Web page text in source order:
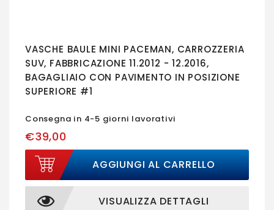
VASCHE BAULE MINI PACEMAN, CARROZZERIA
SUV, FABBRICAZIONE 11.2012 - 12.2016,
BAGAGLIAIO CON PAVIMENTO IN POSIZIONE
SUPERIORE #1
Consegna in 4-5 giorni lavorativi
€39,00
AGGIUNGI AL CARRELLO
VISUALIZZA DETTAGLI